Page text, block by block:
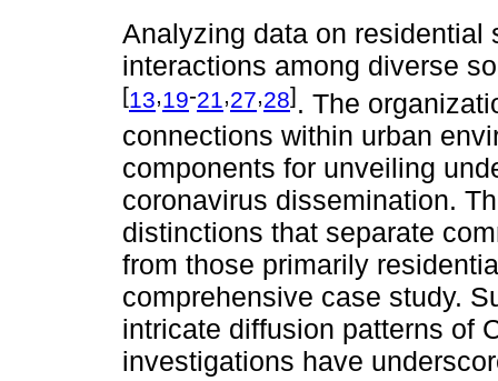
Analyzing data on residential
interactions among diverse
[13,19-21,27,28]. The
connections within urban
components for unveiling
coronavirus dissemination.
distinctions that separate
from those primarily
comprehensive case study.
intricate diffusion patterns of
investigations have